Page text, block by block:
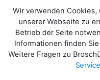
Wir verwenden
unserer Webseite zu
Betrieb der Seite
Informationen finden
Weitere Fragen zu